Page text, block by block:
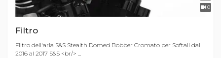
0
Filtro
Filtro dell'aria S&S Stealth Domed Bobber Cromato per Softail dal
2016 al 2017 S&S <br/> ...